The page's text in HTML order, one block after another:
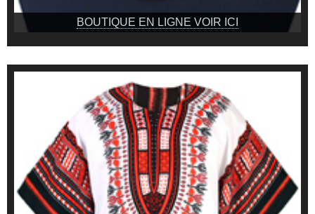
BOUTIQUE EN LIGNE VOIR ICI